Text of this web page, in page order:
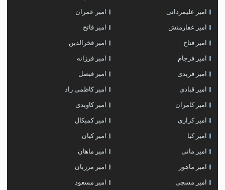
امیر علیمردانی امیر عمران
امیر غفارمنش امیر فاتح
امیر فتاح امیر فخرالدین
امیر فرجام امیر فرزانه
امیر فریدی امیر فیصل
امیر قبادی امیر کاظمی راد
امیر کامران امیر کاویدی
امیر کراری امیر کمیکال
امیر کیا امیر کیان
امیر مانی امیر ماهان
امیر ماهور امیر مرزبان
امیر مسچی امیر مسعود